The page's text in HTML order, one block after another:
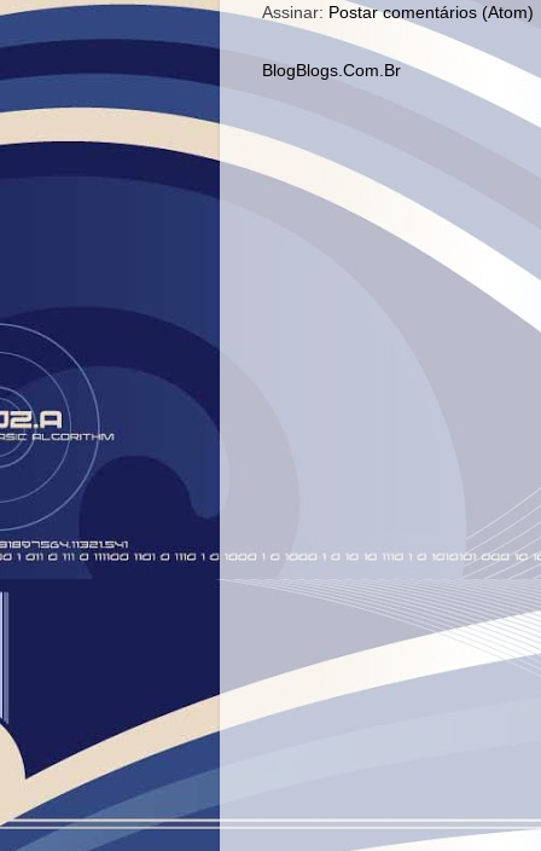
Assinar: Postar comentários (Atom)
BlogBlogs.Com.Br